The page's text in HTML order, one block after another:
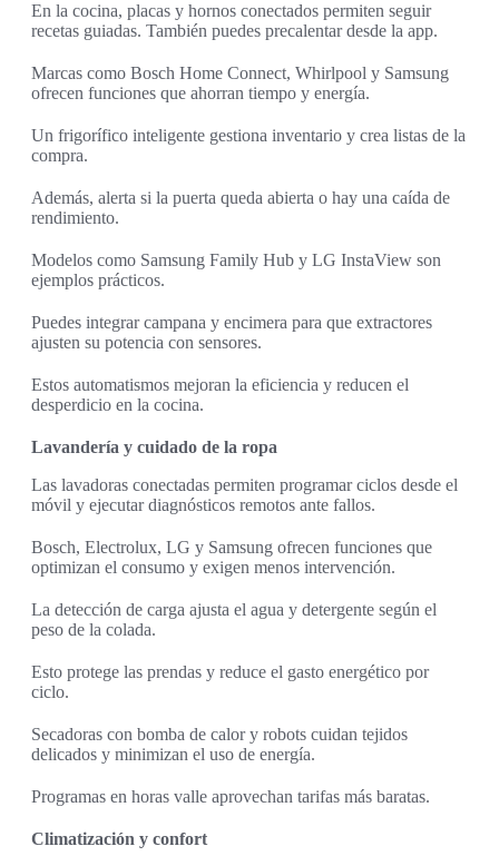
En la cocina, placas y hornos conectados permiten seguir
recetas guiadas. También puedes precalentar desde la app.
Marcas como Bosch Home Connect, Whirlpool y Samsung
ofrecen funciones que ahorran tiempo y energía.
Un frigorífico inteligente gestiona inventario y crea listas de la
compra.
Además, alerta si la puerta queda abierta o hay una caída de
rendimiento.
Modelos como Samsung Family Hub y LG InstaView son
ejemplos prácticos.
Puedes integrar campana y encimera para que extractores
ajusten su potencia con sensores.
Estos automatismos mejoran la eficiencia y reducen el
desperdicio en la cocina.
Lavandería y cuidado de la ropa
Las lavadoras conectadas permiten programar ciclos desde el
móvil y ejecutar diagnósticos remotos ante fallos.
Bosch, Electrolux, LG y Samsung ofrecen funciones que
optimizan el consumo y exigen menos intervención.
La detección de carga ajusta el agua y detergente según el
peso de la colada.
Esto protege las prendas y reduce el gasto energético por
ciclo.
Secadoras con bomba de calor y robots cuidan tejidos
delicados y minimizan el uso de energía.
Programas en horas valle aprovechan tarifas más baratas.
Climatización y confort